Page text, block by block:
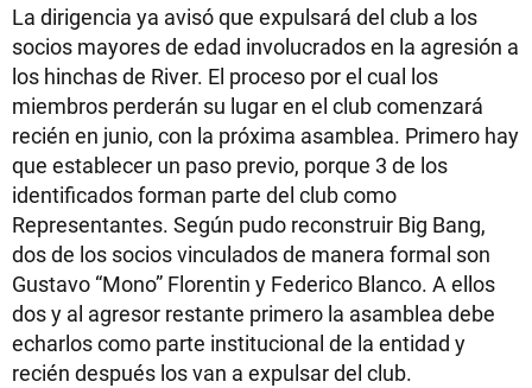
La dirigencia ya avisó que expulsará del club a los
socios mayores de edad involucrados en la agresión a
los hinchas de River. El proceso por el cual los
miembros perderán su lugar en el club comenzará
recién en junio, con la próxima asamblea. Primero hay
que establecer un paso previo, porque 3 de los
identificados forman parte del club como
Representantes. Según pudo reconstruir Big Bang,
dos de los socios vinculados de manera formal son
Gustavo “Mono” Florentin y Federico Blanco. A ellos
dos y al agresor restante primero la asamblea debe
echarlos como parte institucional de la entidad y
recién después los van a expulsar del club.